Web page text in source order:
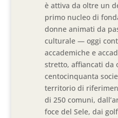
è attiva da oltre un
primo nucleo di
donne animati da
culturale — oggi
accademiche e
stretto, affiancati da
centocinquanta
territorio di
di 250 comuni,
foce del Sele, dai